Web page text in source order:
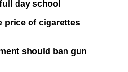
day school
price of cigarettes
should ban gun